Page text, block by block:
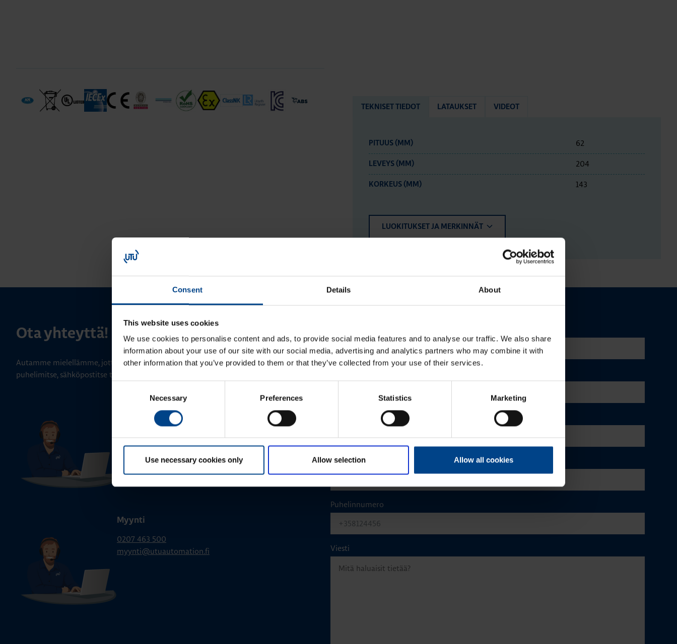
Consent Details About
This website uses cookies
We use cookies to personalise content and ads, to provide social media features and to analyse our traffic. We also share
information about your use of our site with our social media, advertising and analytics partners who may combine it with
other information that you’ve provided to them or that they’ve collected from your use of their services.
Necessary Preferences Statistics Marketing
Use necessary cookies only Allow selection Allow all cookies
TEKNISET TIEDOT LATAUKSET VIDEOT
PITUUS (MM) 62
LEVEYS (MM) 204
KORKEUS (MM) 143
LUOKITUKSET JA MERKINNÄT
Ota yhteyttä!
Autamme mielellämme, jotta löydämme sinulle parhaan ratkaisun. Otathan yhtettä
puhelimitse, sähköpostitse tai verkkolomakkeen kautta.
Tekninen tuki
0207 463 515
Myynti
0207 463 500
myynti@utuautomation.fi
Sähköposti
Puhelinnumero
Viesti